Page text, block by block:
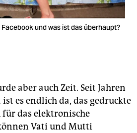
und was ist das überhaupt?
aber auch Zeit. Seit Jahren
es endlich da, das gedruckte
das elektronische
Vati und Mutti